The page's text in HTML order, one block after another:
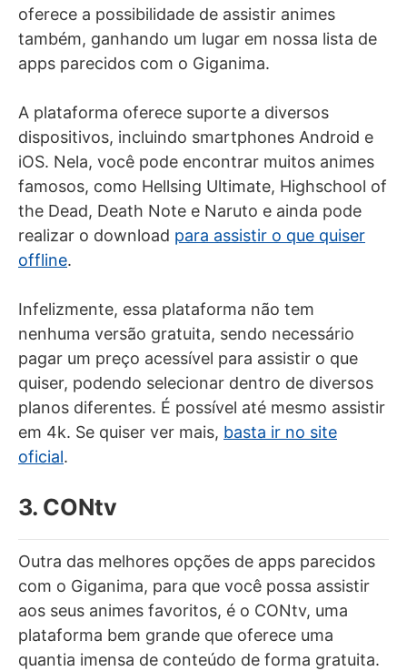
oferece a possibilidade de assistir animes
também, ganhando um lugar em nossa lista de
apps parecidos com o Giganima.
A plataforma oferece suporte a diversos
dispositivos, incluindo smartphones Android e
iOS. Nela, você pode encontrar muitos animes
famosos, como Hellsing Ultimate, Highschool of
the Dead, Death Note e Naruto e ainda pode
realizar o download para assistir o que quiser
offline.
Infelizmente, essa plataforma não tem
nenhuma versão gratuita, sendo necessário
pagar um preço acessível para assistir o que
quiser, podendo selecionar dentro de diversos
planos diferentes. É possível até mesmo assistir
em 4k. Se quiser ver mais, basta ir no site
oficial.
3. CONtv
Outra das melhores opções de apps parecidos
com o Giganima, para que você possa assistir
aos seus animes favoritos, é o CONtv, uma
plataforma bem grande que oferece uma
quantia imensa de conteúdo de forma gratuita.